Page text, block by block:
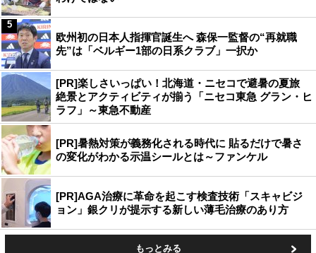
欧州初の日本人指揮官誕生へ 森保一監督の“再就職
先”は「ベルギー1部の日系クラブ」一択か
5
[PR]楽しさいっぱい！北海道・ニセコで避暑の夏旅
絶景とアクティビティが揃う「ニセコ東急 グラン・ヒ
ラフ」～東急不動産
[PR]暑熱対策が義務化される時代に 貼るだけで暑さ
の変化がわかる示温シールとは～ファンケル
[PR]AGA治療に革命を起こす検査技術「スキャビジ
ョン」銀クリが提示する新しい薄毛治療のあり方
もっとみる